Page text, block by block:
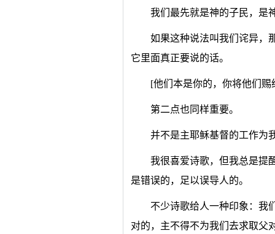
我们最先就是神的子民，是
如果这种说法叫我们诧异，
它里面真正要说的话。
[他们本是你的，你将他们赐
第二点也同样重要。
并不是主耶稣基督的工作为
我很喜爱诗歌，但我总是提
是错误的，足以误导人的。
不少诗歌给人一种印象：我
对的，主不得不为我们去求取父